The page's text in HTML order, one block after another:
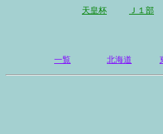
天皇杯 Ｊ１部
一覧 北海道